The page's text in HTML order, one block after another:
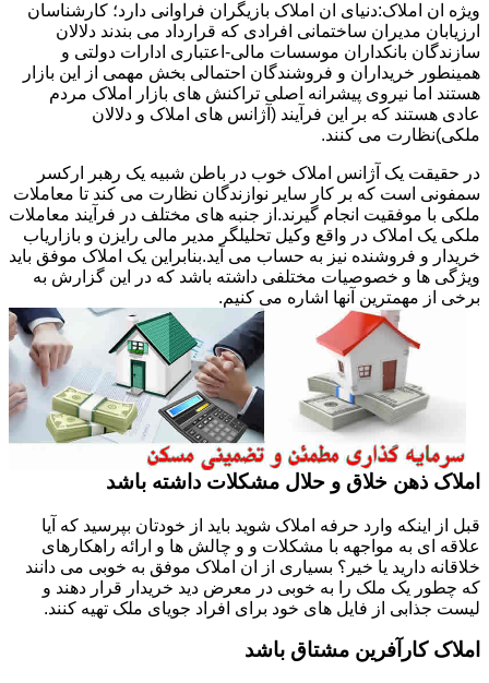
ویژه ان املاک:دنیای ان املاک بازیگران فراوانی دارد؛ کارشناسان
ارزیابان مدیران ساختمانی افرادی که قرارداد می بندند دلالان
سازندگان بانکداران موسسات مالی-اعتباری ادارات دولتی و
همینطور خریداران و فروشندگان احتمالی بخش مهمی از این بازار
هستند اما نیروی پیشرانه اصلی تراکنش های بازار املاک مردم
عادی هستند که بر این فرآیند (آژانس های املاک و دلالان
ملکی)نظارت می کنند.
در حقیقت یک آژانس املاک خوب در باطن شبیه یک رهبر ارکسر
سمفونی است که بر کار سایر نوازندگان نظارت می کند تا معاملات
ملکی با موفقیت انجام گیرند.از جنبه های مختلف در فرآیند معاملات
ملکی یک املاک در واقع وکیل تحلیلگر مدیر مالی رایزن و بازاریاب
خریدار و فروشنده نیز به حساب می آید.بنابراین یک املاک موفق باید
ویژگی ها و خصوصیات مختلفی داشته باشد که در این گزارش به
برخی از مهمترین آنها اشاره می کنیم.
املاک ذهن خلاق و حلال مشکلات داشته باشد
قبل از اینکه وارد حرفه املاک شوید باید از خودتان بپرسید که آیا
علاقه ای به مواجهه با مشکلات و و چالش ها و ارائه راهکارهای
خلاقانه دارید یا خیر؟ بسیاری از ان املاک موفق به خوبی می دانند
که چطور یک ملک را به خوبی در معرض دید خریدار قرار دهند و
لیست جذابی از فایل های خود برای افراد جویای ملک تهیه کنند.
املاک کارآفرین مشتاق باشد